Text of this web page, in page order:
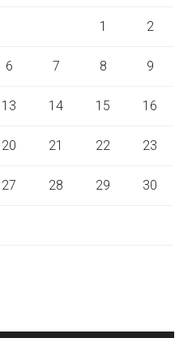
1 2
6 7 8 9
13 14 15 16
20 21 22 23
27 28 29 30